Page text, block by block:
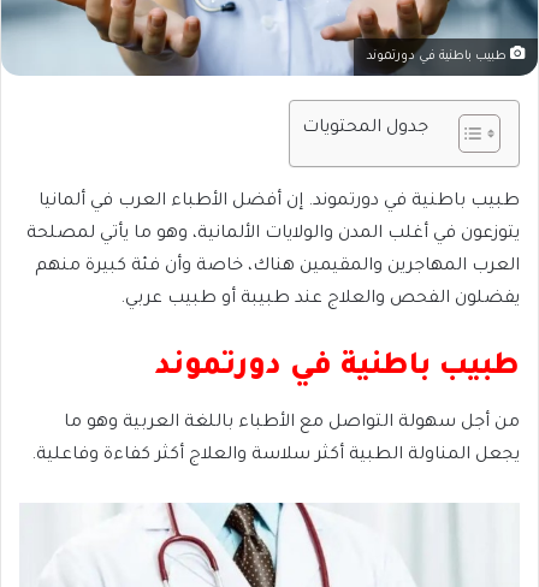
طبيب باطنية في دورتموند
جدول المحتويات
طبيب باطنية في دورتموند. إن أفضل الأطباء العرب في ألمانيا
يتوزعون في أغلب المدن والولايات الألمانية، وهو ما يأتي لمصلحة
العرب المهاجرين والمقيمين هناك، خاصة وأن فئة كبيرة منهم
يفضلون الفحص والعلاج عند طبيبة أو طبيب عربي.
طبيب باطنية في دورتموند
من أجل سهولة التواصل مع الأطباء باللغة العربية وهو ما
يجعل المناولة الطبية أكثر سلاسة والعلاج أكثر كفاءة وفاعلية.